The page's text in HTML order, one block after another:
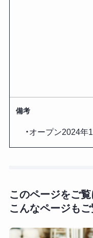
備考
・オープン2024年
このページをご
こんなページも